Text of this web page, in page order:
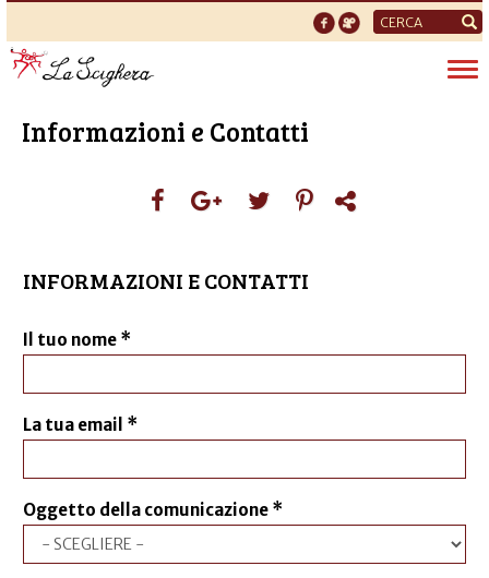
Form
di
ricerca
Informazioni e Contatti
INFORMAZIONI E CONTATTI
Il tuo nome *
La tua email *
Oggetto della comunicazione *